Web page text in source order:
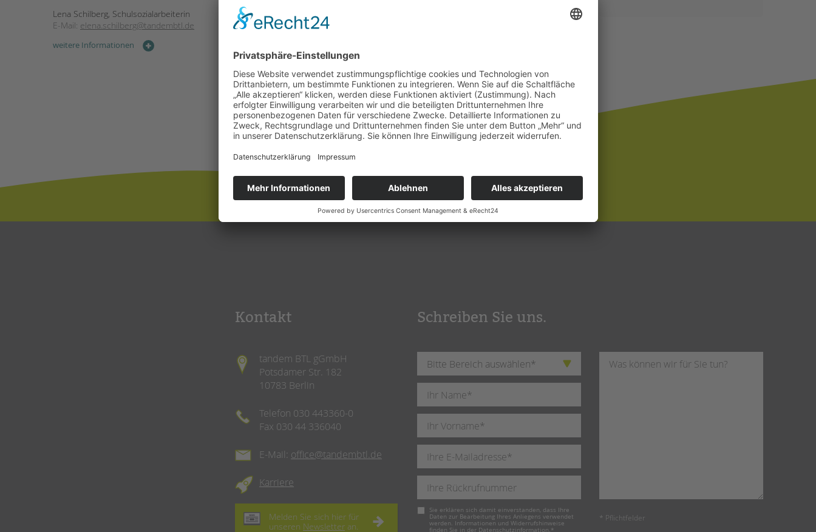
Lena Schilberg, Schulsozialarbeiterin
E-Mail: elena.schilberg@tandembtl.de
weitere Informationen
Kontakt
tandem BTL gGmbH
Potsdamer Str. 182
10783 Berlin
Telefon 030 443360-0
Fax 030 44 336040
E-Mail: office@tandembtl.de
Karriere
Melden Sie sich hier für
unseren Newsletter an.
Schreiben Sie uns.
Pflichtfeld
Sie erklären sich damit einverstanden, dass Ihre
Daten zur Bearbeitung Ihres Anliegens verwendet
werden. Informationen und Widerrufshinweise
finden Sie in der Datenschutzinformation. *
* Pflichtfelder